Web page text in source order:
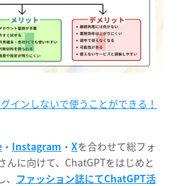
インしないで使うことができる！
・ Instagram ・ Xを合わせて総フォ
んに向けて、ChatGPTをはじめと
ファッション誌にてChatGPT活